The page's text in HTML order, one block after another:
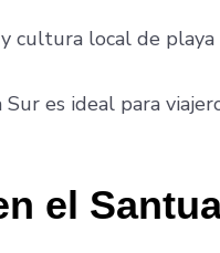
cultura local de playa
es ideal para
el